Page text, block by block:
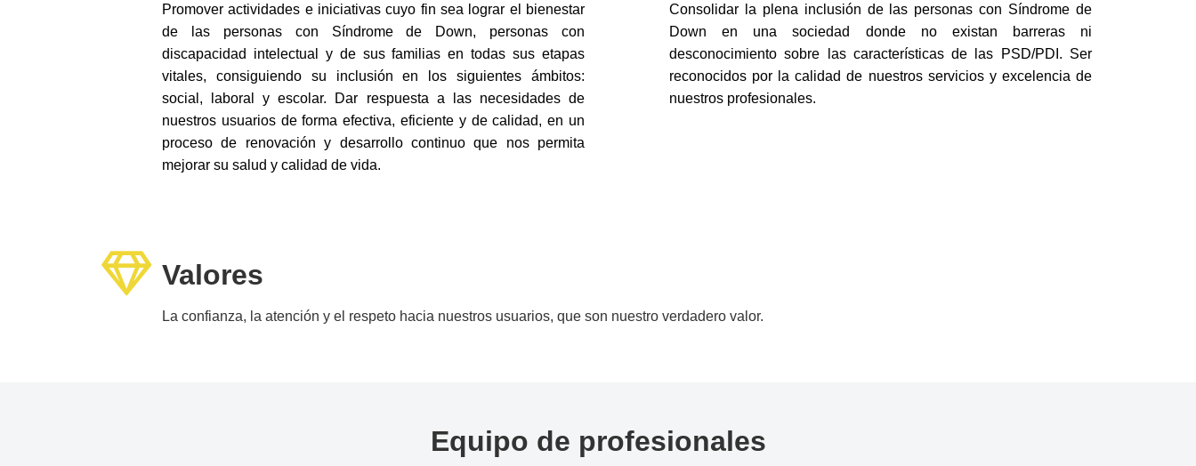
Promover actividades e iniciativas cuyo fin sea lograr el bienestar
de las personas con Síndrome de Down, personas con
discapacidad intelectual y de sus familias en todas sus etapas
vitales, consiguiendo su inclusión en los siguientes ámbitos:
social, laboral y escolar. Dar respuesta a las necesidades de
nuestros usuarios de forma efectiva, eficiente y de calidad, en un
proceso de renovación y desarrollo continuo que nos permita
mejorar su salud y calidad de vida.
Consolidar la plena inclusión de las personas con Síndrome de
Down en una sociedad donde no existan barreras ni
desconocimiento sobre las características de las PSD/PDI. Ser
reconocidos por la calidad de nuestros servicios y excelencia de
nuestros profesionales.
Valores
La confianza, la atención y el respeto hacia nuestros usuarios, que son nuestro verdadero valor.
Equipo de profesionales